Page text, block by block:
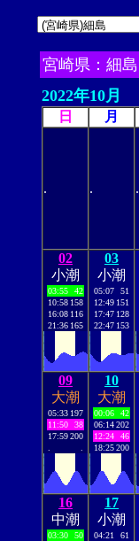
宮崎県：細島
2022年10月
日 月
. . .
02
小潮
03:55
42
10:58 158
16:08 116
21:36 165
03
小潮
05:07
51
12:49 151
17:47 128
22:47 153
09
大潮
05:33 197
11:50
38
17:59200
10
大潮
00:06
42
06:14202
12:24
46
18:25200
16
中潮
03:30
50
17
小潮
04:21
61